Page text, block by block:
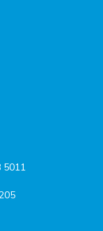
5011